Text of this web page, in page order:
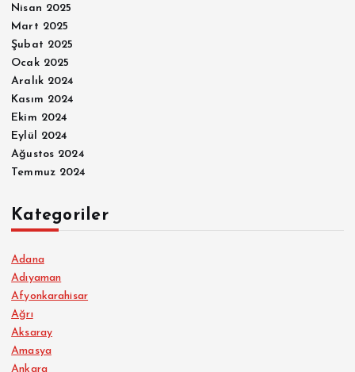
Nisan 2025
Mart 2025
Şubat 2025
Ocak 2025
Aralık 2024
Kasım 2024
Ekim 2024
Eylül 2024
Ağustos 2024
Temmuz 2024
Kategoriler
Adana
Adıyaman
Afyonkarahisar
Ağrı
Aksaray
Amasya
Ankara